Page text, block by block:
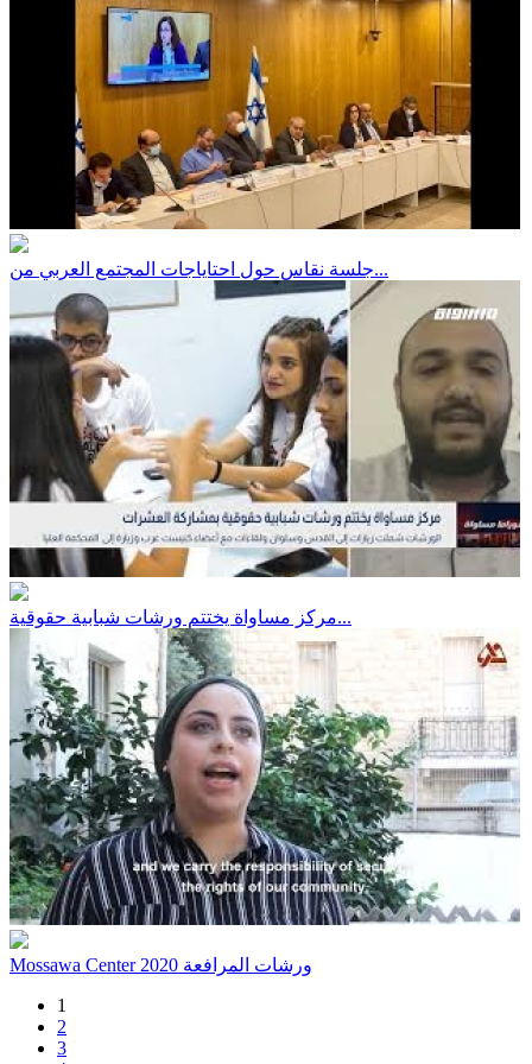
جلسة نقاس حول احتاياجات المجتمع العربي من...
مركز مساواة يختتم ورشات شبابية حقوقية...
Mossawa Center ورشات المرافعة 2020
1
2
3